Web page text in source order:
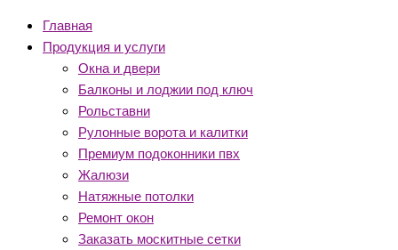
Главная
Продукция и услуги
Окна и двери
Балконы и лоджии под ключ
Рольставни
Рулонные ворота и калитки
Премиум подоконники пвх
Жалюзи
Натяжные потолки
Ремонт окон
Заказать москитные сетки